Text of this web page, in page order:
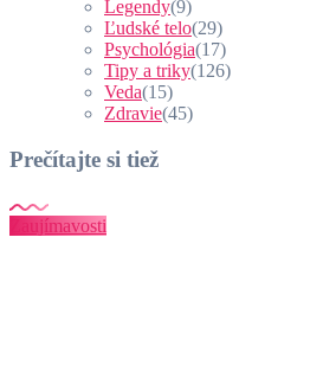
Legendy(9)
Ľudské telo(29)
Psychológia(17)
Tipy a triky(126)
Veda(15)
Zdravie(45)
Prečítajte si tiež
Zaujímavosti